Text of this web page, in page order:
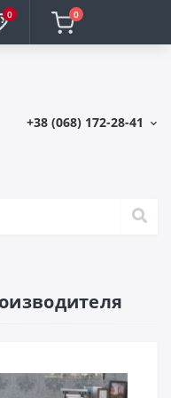
0 0
+38 (068) 172-28-41